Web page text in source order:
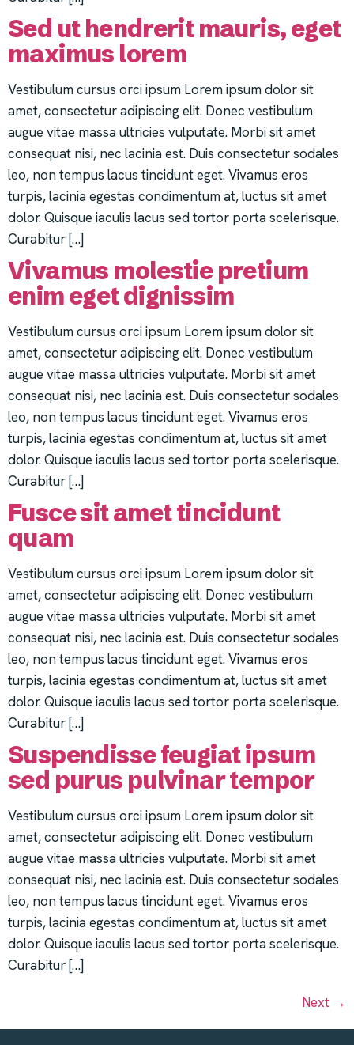
Sed ut hendrerit mauris, eget
maximus lorem
Vestibulum cursus orci ipsum Lorem ipsum dolor sit
amet, consectetur adipiscing elit. Donec vestibulum
augue vitae massa ultricies vulputate. Morbi sit amet
consequat nisi, nec lacinia est. Duis consectetur sodales
leo, non tempus lacus tincidunt eget. Vivamus eros
turpis, lacinia egestas condimentum at, luctus sit amet
dolor. Quisque iaculis lacus sed tortor porta scelerisque.
Curabitur […]
Vivamus molestie pretium
enim eget dignissim
Vestibulum cursus orci ipsum Lorem ipsum dolor sit
amet, consectetur adipiscing elit. Donec vestibulum
augue vitae massa ultricies vulputate. Morbi sit amet
consequat nisi, nec lacinia est. Duis consectetur sodales
leo, non tempus lacus tincidunt eget. Vivamus eros
turpis, lacinia egestas condimentum at, luctus sit amet
dolor. Quisque iaculis lacus sed tortor porta scelerisque.
Curabitur […]
Fusce sit amet tincidunt
quam
Vestibulum cursus orci ipsum Lorem ipsum dolor sit
amet, consectetur adipiscing elit. Donec vestibulum
augue vitae massa ultricies vulputate. Morbi sit amet
consequat nisi, nec lacinia est. Duis consectetur sodales
leo, non tempus lacus tincidunt eget. Vivamus eros
turpis, lacinia egestas condimentum at, luctus sit amet
dolor. Quisque iaculis lacus sed tortor porta scelerisque.
Curabitur […]
Suspendisse feugiat ipsum
sed purus pulvinar tempor
Vestibulum cursus orci ipsum Lorem ipsum dolor sit
amet, consectetur adipiscing elit. Donec vestibulum
augue vitae massa ultricies vulputate. Morbi sit amet
consequat nisi, nec lacinia est. Duis consectetur sodales
leo, non tempus lacus tincidunt eget. Vivamus eros
turpis, lacinia egestas condimentum at, luctus sit amet
dolor. Quisque iaculis lacus sed tortor porta scelerisque.
Curabitur […]
Next →